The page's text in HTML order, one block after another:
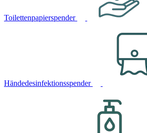
Toilettenpapierspender
Händedesinfektionsspender